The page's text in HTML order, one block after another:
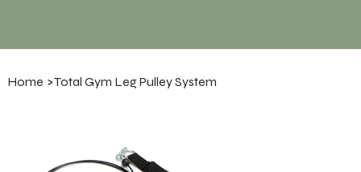
Home >Total Gym Leg Pulley System